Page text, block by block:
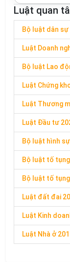
Luật quan
Bộ luật dân sự
Luật Doanh
Bộ luật Lao
Luật Chứng
Luật Thương
Luật Đầu tư
Bộ luật hình
Bộ luật tố
Bộ luật tố
Luật đất đai
Luật Kinh
Luật Nhà ở